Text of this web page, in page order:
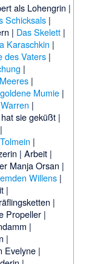
als Lohengrin |
Schicksals |
| Das Skelett|
Karaschkin |
des Vaters |
|
|
Mumie|
|
sie geküßt |
|
| Arbeit |
Manja Orsan |
Willens|
|
|
Propeller |
|
|
Evelyne |